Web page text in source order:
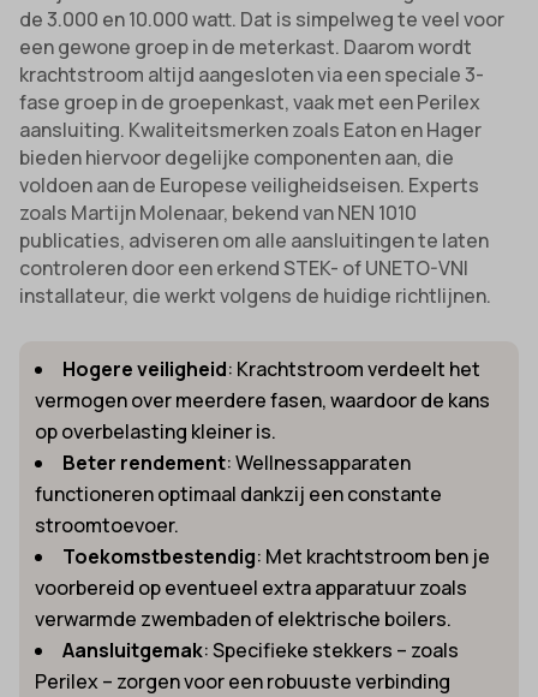
de 3.000 en 10.000 watt. Dat is simpelweg te veel voor
een gewone groep in de meterkast. Daarom wordt
krachtstroom altijd aangesloten via een speciale 3-
fase groep in de groepenkast, vaak met een Perilex
aansluiting. Kwaliteitsmerken zoals Eaton en Hager
bieden hiervoor degelijke componenten aan, die
voldoen aan de Europese veiligheidseisen. Experts
zoals Martijn Molenaar, bekend van NEN 1010
publicaties, adviseren om alle aansluitingen te laten
controleren door een erkend STEK- of UNETO-VNI
installateur, die werkt volgens de huidige richtlijnen.
Hogere veiligheid: Krachtstroom verdeelt het
vermogen over meerdere fasen, waardoor de kans
op overbelasting kleiner is.
Beter rendement: Wellnessapparaten
functioneren optimaal dankzij een constante
stroomtoevoer.
Toekomstbestendig: Met krachtstroom ben je
voorbereid op eventueel extra apparatuur zoals
verwarmde zwembaden of elektrische boilers.
Aansluitgemak: Specifieke stekkers – zoals
Perilex – zorgen voor een robuuste verbinding